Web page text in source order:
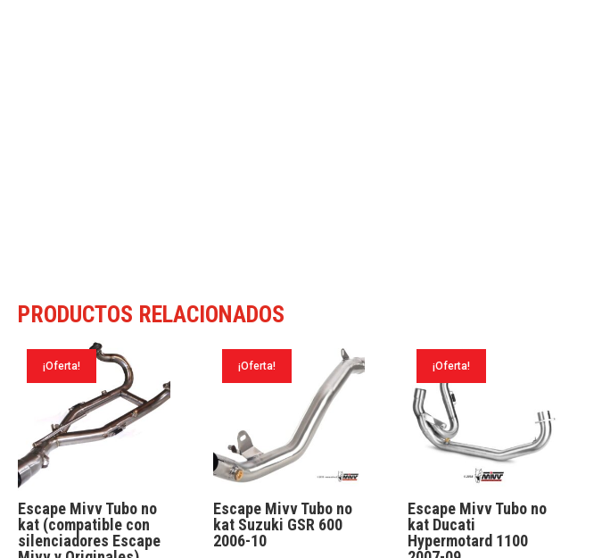
PRODUCTOS RELACIONADOS
¡Oferta!
Escape Mivv Tubo no
kat (compatible con
silenciadores Escape
¡Oferta!
Escape Mivv Tubo no
kat Suzuki GSR 600
2006-10
¡Oferta!
Escape Mivv Tubo no
kat Ducati
Hypermotard 1100